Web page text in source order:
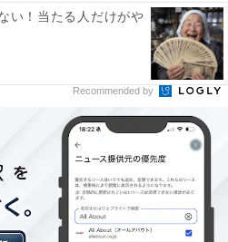
い！当たる人だけがや
Recommended by